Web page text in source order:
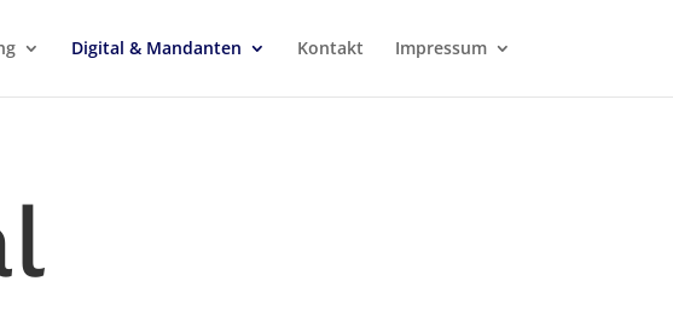
Digital & Mandanten Kontakt Impressum